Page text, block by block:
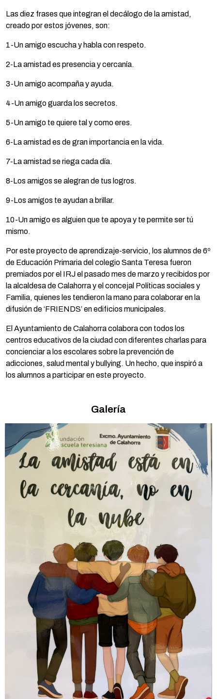
Las diez frases que integran el decálogo de la amistad,
creado por estos jóvenes, son:
1-Un amigo escucha y habla con respeto.
2-La amistad es presencia y cercanía.
3-Un amigo acompaña y ayuda.
4-Un amigo guarda los secretos.
5-Un amigo te quiere tal y como eres.
6-La amistad es de gran importancia en la vida.
7-La amistad se riega cada día.
8-Los amigos se alegran de tus logros.
9-Los amigos te ayudan a brillar.
10-Un amigo es alguien que te apoya y te permite ser tú
mismo.
Por este proyecto de aprendizaje-servicio, los alumnos de 6º
de Educación Primaria del colegio Santa Teresa fueron
premiados por el IRJ el pasado mes de marzo y recibidos por
la alcaldesa de Calahorra y el concejal Políticas sociales y
Familia, quienes les tendieron la mano para colaborar en la
difusión de ‘FRIENDS’ en edificios municipales.
El Ayuntamiento de Calahorra colabora con todos los
centros educativos de la ciudad con diferentes charlas para
concienciar a los escolares sobre la prevención de
adicciones, salud mental y bullying. Un hecho, que inspiró a
los alumnos a participar en este proyecto.
Galería